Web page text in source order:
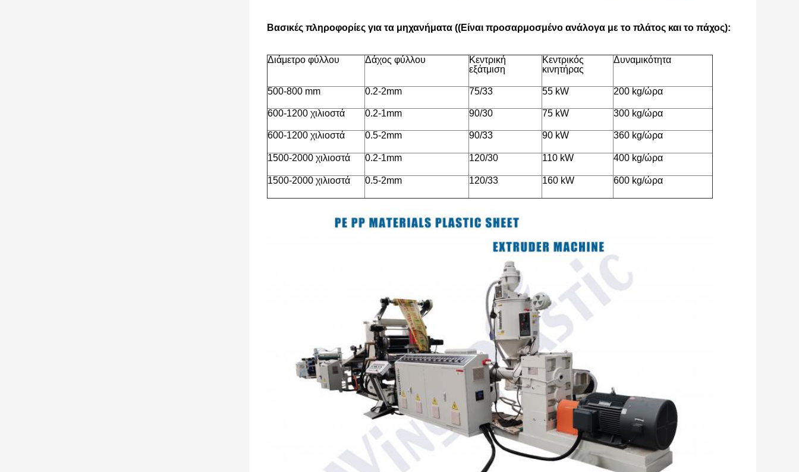
Βασικές πληροφορίες για τα μηχανήματα ((Είναι προσαρμοσμένο ανάλογα με το πλάτος και το πάχος):
Διάμετρο φύλλου Δάχος φύλλου
Κεντρική
εξάτμιση
Κεντρικός
κινητήρας
Δυναμικότητα
500-800 mm 0.2-2mm 75/33 55 kW 200 kg/ώρα
600-1200 χιλιοστά 0.2-1mm 90/30 75 kW 300 kg/ώρα
600-1200 χιλιοστά 0.5-2mm 90/33 90 kW 360 kg/ώρα
1500-2000 χιλιοστά 0.2-1mm 120/30 110 kW 400 kg/ώρα
1500-2000 χιλιοστά 0.5-2mm 120/33 160 kW 600 kg/ώρα